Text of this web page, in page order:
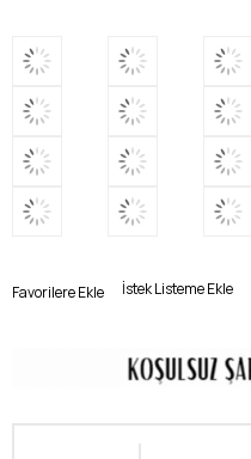
Favorilere Ekle İstek Listeme Ekle